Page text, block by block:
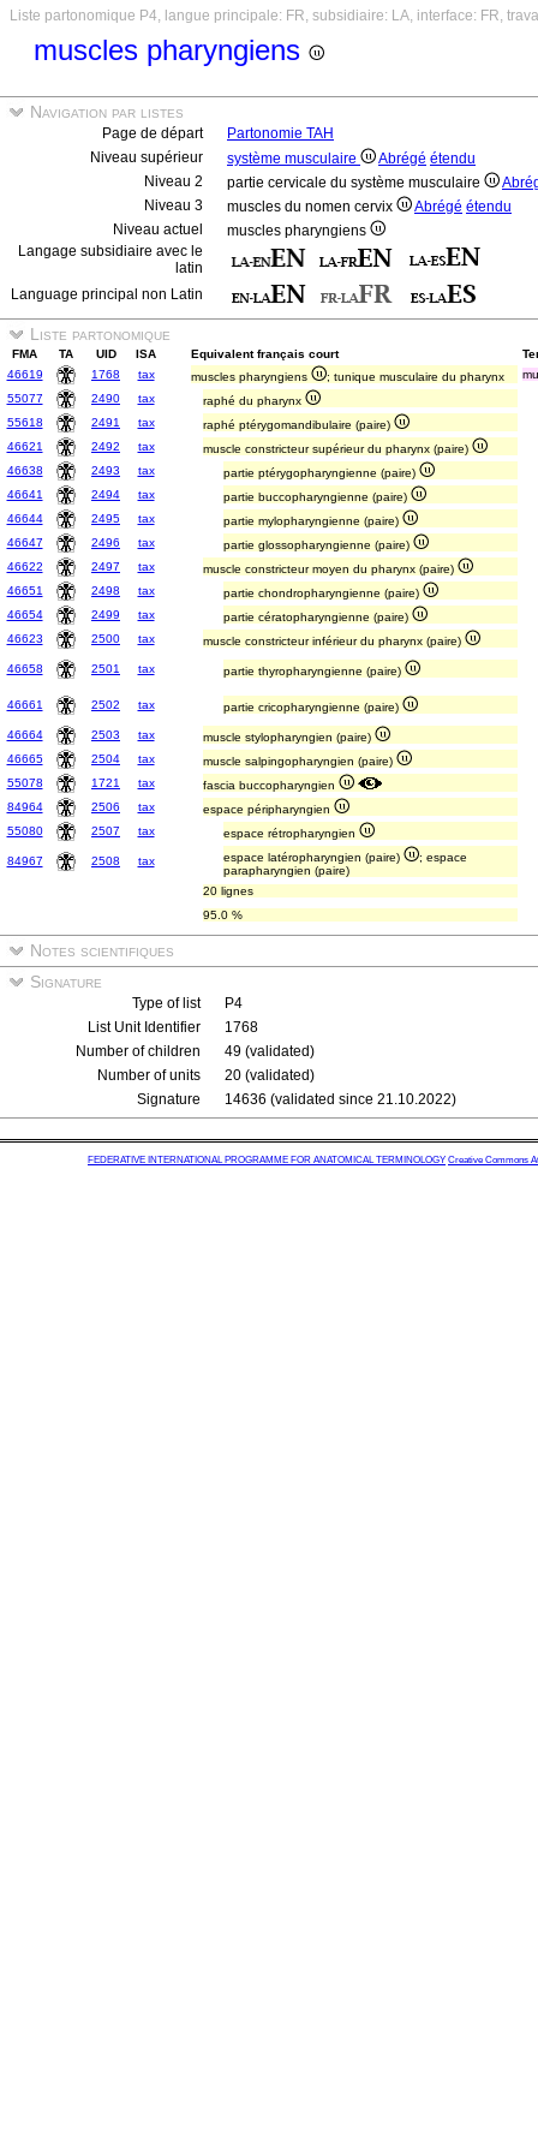
Liste partonomique P4, langue principale: FR, subsidiaire: LA, interface: FR,
muscles pharyngiens
Navigation par listes
Page de départ
Partonomie TAH
Niveau supérieur
système musculaire Abrégé étendu
Niveau 2
partie cervicale du système musculaire
Niveau 3
muscles du nomen cervix Abrégé étendu
Niveau actuel
muscles pharyngiens
Langage subsidiaire avec le
latin
Language principal non Latin
Liste partonomique
FMA TA UID ISA Equivalent français court
46619
1768 tax muscles pharyngiens ; tunique musculaire du pharynx
55077
2490 tax
raphé du pharynx
55618
2491 tax
raphé ptérygomandibulaire (paire)
46621
2492 tax
muscle constricteur supérieur du pharynx (paire)
46638
2493 tax
partie ptérygopharyngienne (paire)
46641
2494 tax
partie buccopharyngienne (paire)
46644
2495 tax
partie mylopharyngienne (paire)
46647
2496 tax
partie glossopharyngienne (paire)
46622
2497 tax
muscle constricteur moyen du pharynx (paire)
46651
2498 tax
partie chondropharyngienne (paire)
46654
2499 tax
partie cératopharyngienne (paire)
46623
2500 tax muscle constricteur inférieur du pharynx (paire)
46658 2501 tax partie thyropharyngienne (paire)
46661 2502 tax partie cricopharyngienne (paire)
46664 2503 tax
muscle stylopharyngien (paire)
46665
2504 tax
muscle salpingopharyngien (paire)
55078
1721 tax
fascia buccopharyngien
84964
2506 tax
espace péripharyngien
55080
2507 tax espace rétropharyngien
84967 2508 tax espace latéropharyngien (paire)
; espace
parapharyngien (paire)
20 lignes
95.0 %
Notes scientifiques
Signature
Type of list
P4
List Unit Identifier
1768
Number of children
49 (validated)
Number of units
20 (validated)
Signature
14636 (validated since 21.10.2022)
FEDERATIVE INTERNATIONAL PROGRAMME FOR ANATOMICAL TERMINOLOGY Creative Commons